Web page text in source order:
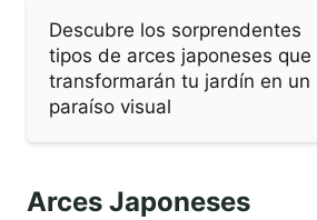
Descubre los sorprendentes
tipos de arces japoneses que
transformarán tu jardín en un
paraíso visual
Arces Japoneses